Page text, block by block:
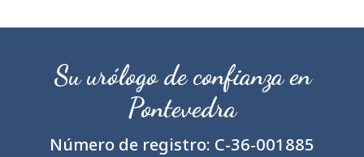
Su urólogo de confianza en
Pontevedra
Número de registro: C-36-001885